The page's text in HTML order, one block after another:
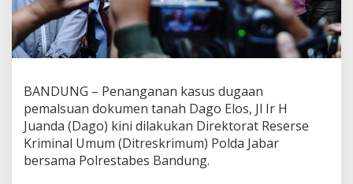
BANDUNG – Penanganan kasus dugaan
pemalsuan dokumen tanah Dago Elos, Jl Ir H
Juanda (Dago) kini dilakukan Direktorat Reserse
Kriminal Umum (Ditreskrimum) Polda Jabar
bersama Polrestabes Bandung.